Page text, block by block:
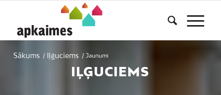
Sākums / Iļģuciems / Jaunumi
IĻĢUCIEMS